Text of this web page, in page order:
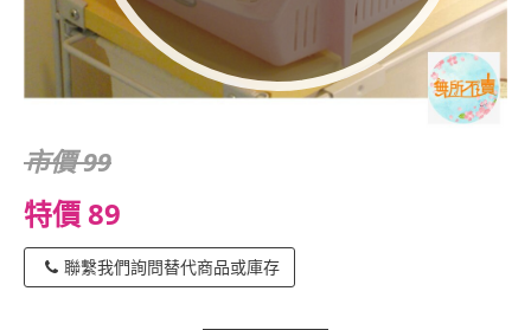
市價 99
特價 89
聯繫我們詢問替代商品或庫存